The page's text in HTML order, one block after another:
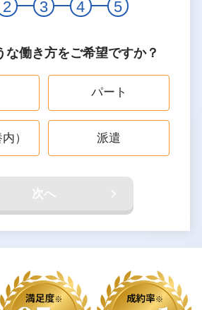
2 3 4 5
な働き方をご希望ですか？
パート
） 派遣
次へ